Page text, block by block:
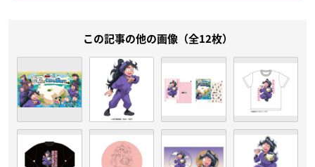
この記事の他の画像（全12枚）